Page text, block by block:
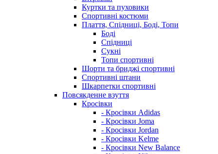
Куртки та пуховики
Спортивні костюми
Плаття, Спідниці, Боді, Топи
Боді
Спідниці
Сукні
Топи спортивні
Шорти та бриджі спортивні
Спортивні штани
Шкарпетки спортивні
Повсякденне взуття
Кросівки
- Кросівки Adidas
- Кросівки Joma
- Кросівки Jordan
- Кросівки Kelme
- Кросівки New Balance